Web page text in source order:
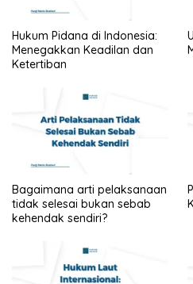
Hukum Pidana di Indonesia:
Menegakkan Keadilan dan
Ketertiban
Bagaimana arti pelaksanaan
tidak selesai bukan sebab
kehendak sendiri?